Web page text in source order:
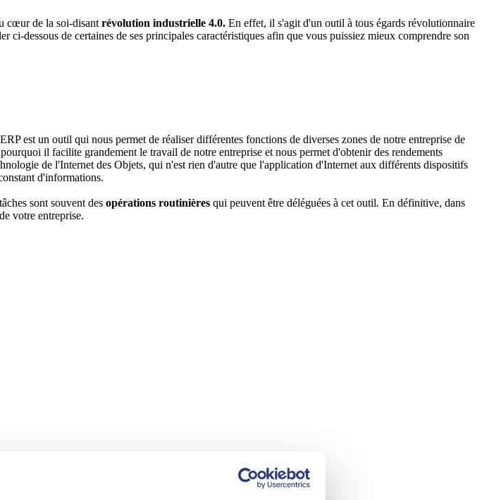
cœur de la soi-disant révolution industrielle 4.0. En effet, il s'agit d'un outil à tous égards révolutionnaire
dessous de certaines de ses principales caractéristiques afin que vous puissiez mieux comprendre son
est un outil qui nous permet de réaliser différentes fonctions de diverses zones de notre entreprise de
il facilite grandement le travail de notre entreprise et nous permet d'obtenir des rendements
de l'Internet des Objets, qui n'est rien d'autre que l'application d'Internet aux différents dispositifs
d'informations.
sont souvent des opérations routinières qui peuvent être déléguées à cet outil. En définitive, dans
votre entreprise.